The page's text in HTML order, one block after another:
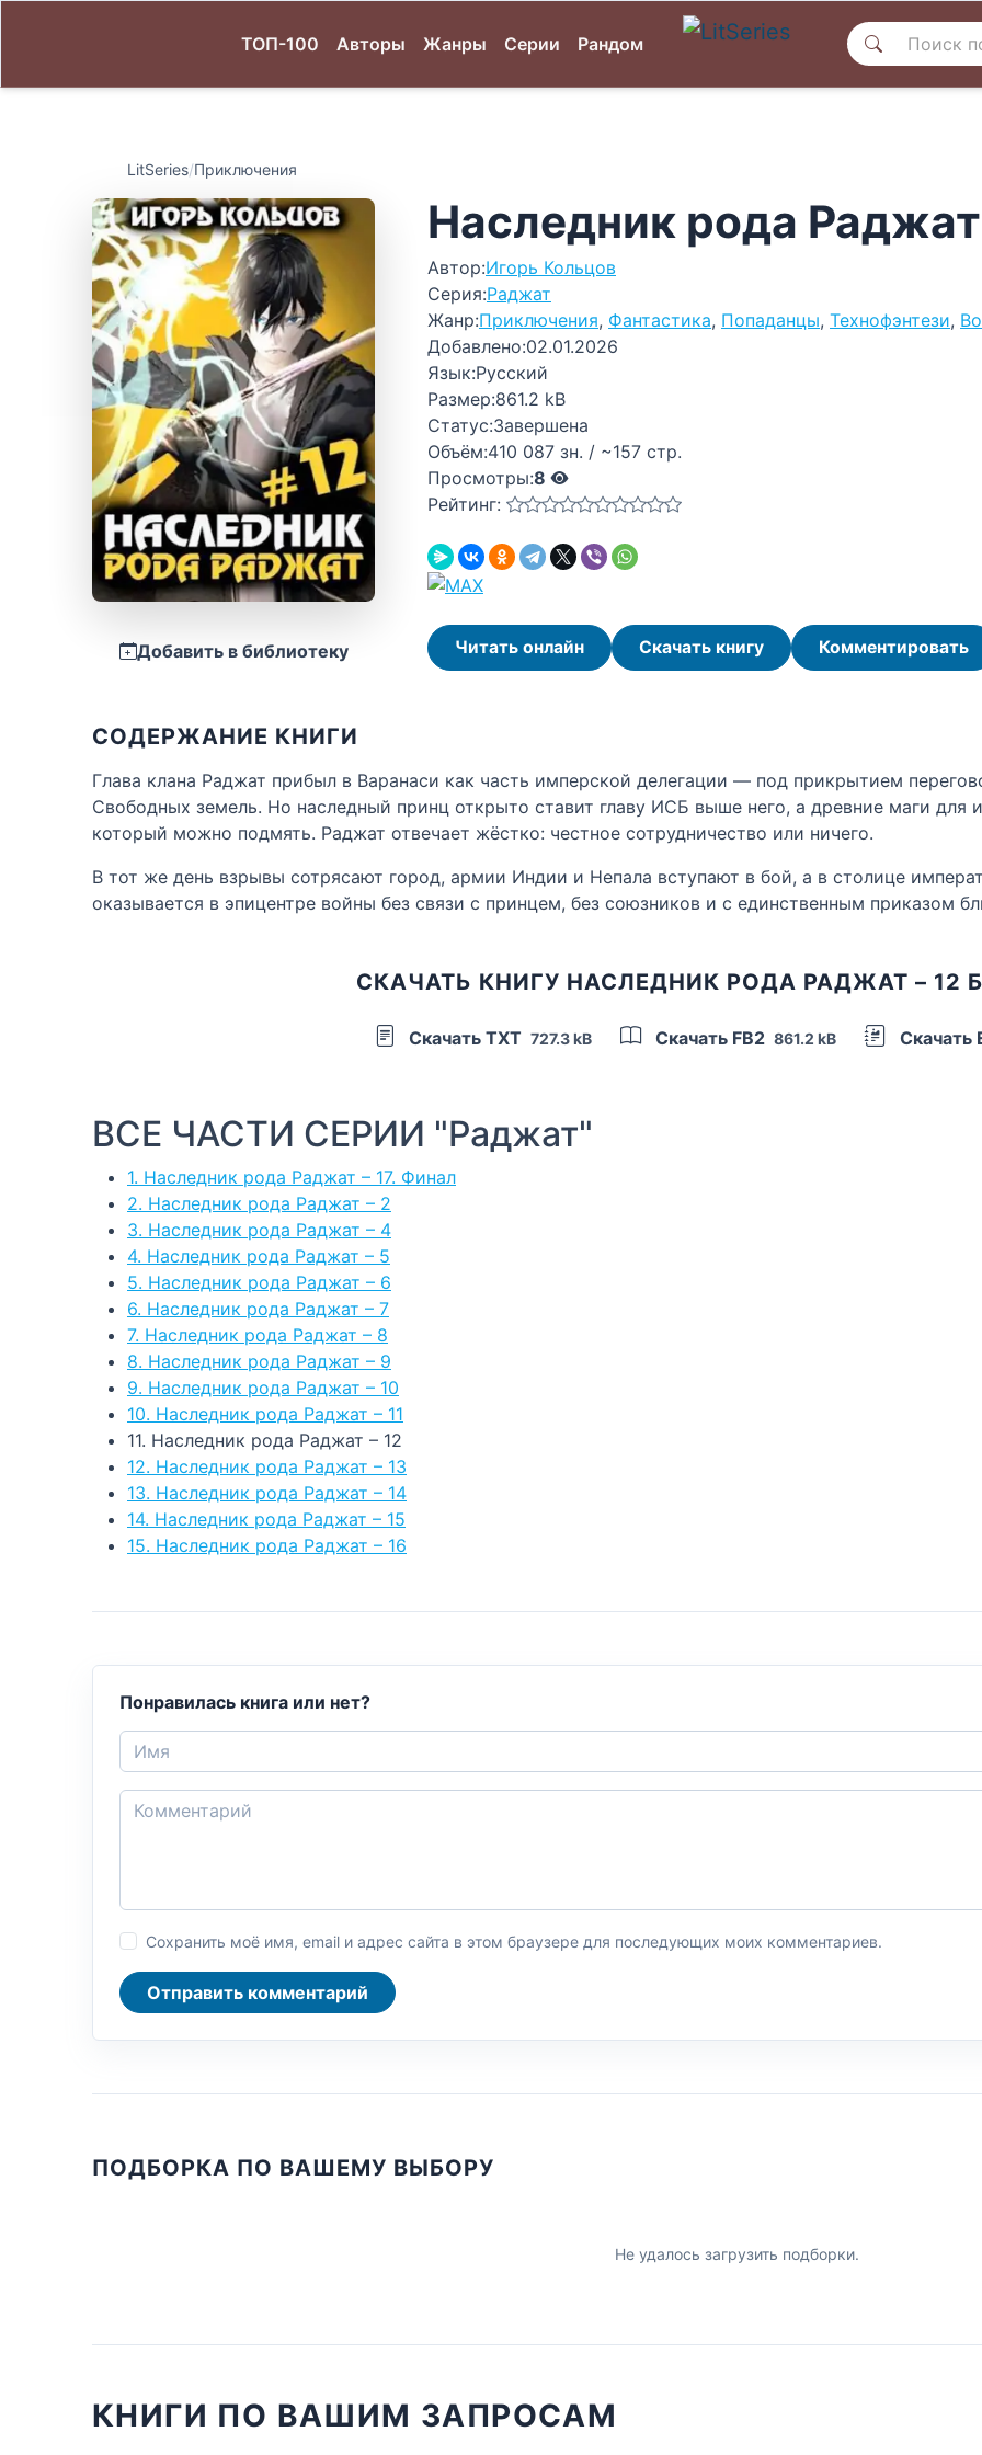
ТОП-100 Авторы Жанры Серии Рандом
LitSeries/Приключения
Добавить в библиотеку
Наследник рода Раджат
Автор:Игорь Кольцов
Серия:Раджат
Жанр:Приключения, Фантастика, Попаданцы, Технофэнтези,
Добавлено:02.01.2026
Язык:Русский
Размер:861.2 kB
Статус:Завершена
Объём:410 087 зн. / ~157 стр.
Просмотры:8
Рейтинг:
Читать онлайн Скачать книгу Комментировать
СОДЕРЖАНИЕ КНИГИ
Глава клана Раджат прибыл в Варанаси как часть имперской делегации — под прикрытием
Свободных земель. Но наследный принц открыто ставит главу ИСБ выше него, а древние маги
который можно подмять. Раджат отвечает жёстко: честное сотрудничество или ничего.
В тот же день взрывы сотрясают город, армии Индии и Непала вступают в бой, а в столице
оказывается в эпицентре войны без связи с принцем, без союзников и с единственным приказом
СКАЧАТЬ КНИГУ НАСЛЕДНИК РОДА РАДЖАТ – 12
Скачать TXT 727.3 kB Скачать FB2 861.2 kB Скачать
ВСЕ ЧАСТИ СЕРИИ "Раджат"
1. Наследник рода Раджат – 17. Финал
2. Наследник рода Раджат – 2
3. Наследник рода Раджат – 4
4. Наследник рода Раджат – 5
5. Наследник рода Раджат – 6
6. Наследник рода Раджат – 7
7. Наследник рода Раджат – 8
8. Наследник рода Раджат – 9
9. Наследник рода Раджат – 10
10. Наследник рода Раджат – 11
11. Наследник рода Раджат – 12
12. Наследник рода Раджат – 13
13. Наследник рода Раджат – 14
14. Наследник рода Раджат – 15
15. Наследник рода Раджат – 16
Понравилась книга или нет?
Сохранить моё имя, email и адрес сайта в этом браузере для последующих моих комментариев.
Отправить комментарий
ПОДБОРКА ПО ВАШЕМУ ВЫБОРУ
Не удалось загрузить подборки.
КНИГИ ПО ВАШИМ ЗАПРОСАМ